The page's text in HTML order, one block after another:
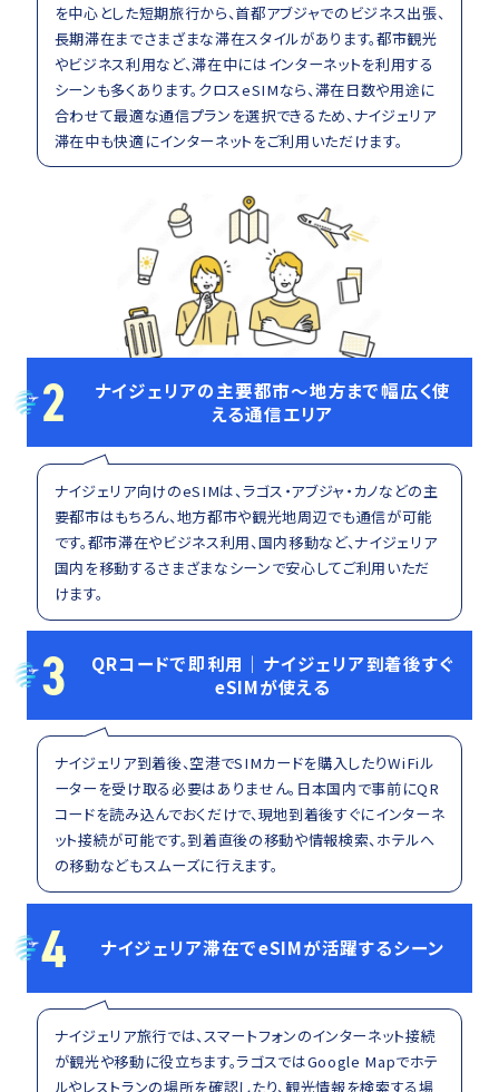
を中心とした短期旅行から、首都アブジャでのビジネス出張、
長期滞在までさまざまな滞在スタイルがあります。都市観光
やビジネス利用など、滞在中にはインターネットを利用する
シーンも多くあります。クロスeSIMなら、滞在日数や用途に
合わせて最適な通信プランを選択できるため、ナイジェリア
滞在中も快適にインターネットをご利用いただけます。
2
ナイジェリアの主要都市〜地方まで幅広く使
える通信エリア
ナイジェリア向けのeSIMは、ラゴス・アブジャ・カノなどの主
要都市はもちろん、地方都市や観光地周辺でも通信が可能
です。都市滞在やビジネス利用、国内移動など、ナイジェリア
国内を移動するさまざまなシーンで安心してご利用いただ
けます。
3
QRコードで即利用｜ナイジェリア到着後すぐ
eSIMが使える
ナイジェリア到着後、空港でSIMカードを購入したりWiFiル
ーターを受け取る必要はありません。日本国内で事前にQR
コードを読み込んでおくだけで、現地到着後すぐにインターネ
ット接続が可能です。到着直後の移動や情報検索、ホテルへ
の移動などもスムーズに行えます。
4 ナイジェリア滞在でeSIMが活躍するシーン
ナイジェリア旅行では、スマートフォンのインターネット接続
が観光や移動に役立ちます。ラゴスではGoogle Mapでホテ
ルやレストランの場所を確認したり、観光情報を検索する場